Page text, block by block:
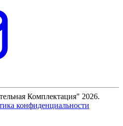
Комплектация" 2026.
конфиденциальности